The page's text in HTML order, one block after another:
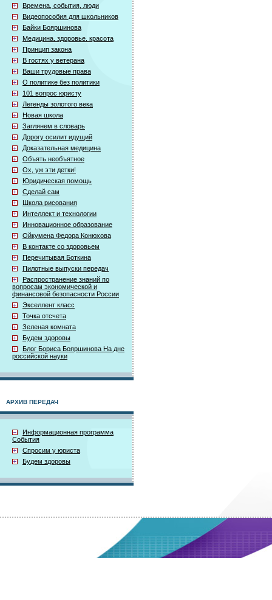
Времена, события, люди
Видеопособия для школьников
Байки Бояршинова
Медицина. здоровье. красота
Принцип закона
В гостях у ветерана
Ваши трудовые права
О политике без политики
101 вопрос юристу
Легенды золотого века
Новая школа
Заглянем в словарь
Дорогу осилит идущий
Доказательная медицина
Объять необъятное
Ох, уж эти детки!
Юридическая помощь
Сделай сам
Школа рисования
Интеллект и технологии
Инновационное образование
Ойкумена Федора Конюхова
В контакте со здоровьем
Перечитывая Боткина
Пилотные выпуски передач
Распространение знаний по
вопросам экономической и
финансовой безопасности России
Экселлент класс
Точка отсчета
Зеленая комната
Будем здоровы
Блог Бориса Бояршинова На дне
российской науки
АРХИВ ПЕРЕДАЧ
Информационная программа
События
Спросим у юриста
Будем здоровы